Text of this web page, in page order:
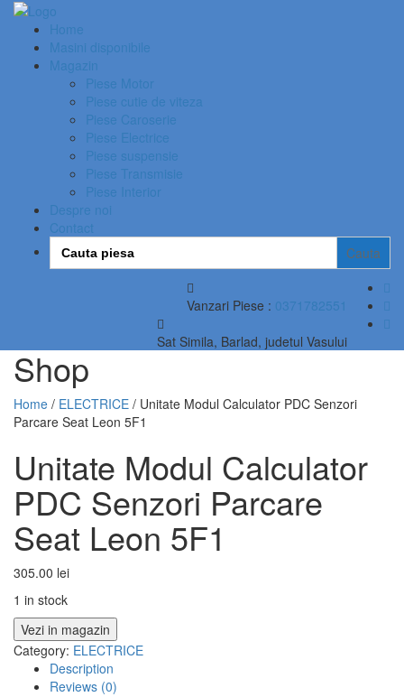
Home
Masini disponibile
Magazin
Piese Motor
Piese cutie de viteza
Piese Caroserie
Piese Electrice
Piese suspensie
Piese Transmisie
Piese Interior
Despre noi
Contact
Search
for:
Vanzari Piese : 0371782551
Sat Simila, Barlad, judetul Vasului
Shop
Home / ELECTRICE / Unitate Modul Calculator PDC Senzori
Parcare Seat Leon 5F1
Unitate Modul Calculator
PDC Senzori Parcare
Seat Leon 5F1
305.00 lei
1 in stock
Vezi in magazin
Category: ELECTRICE
Description
Reviews (0)